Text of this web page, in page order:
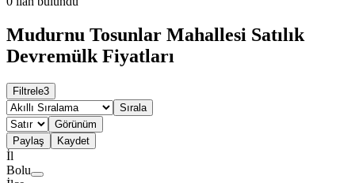
Mudurnu Tosunlar Mahallesi Satılık
Devremülk Fiyatları
Filtrele3
Sırala
Görünüm
Paylaş
Kaydet
İl
Bolu